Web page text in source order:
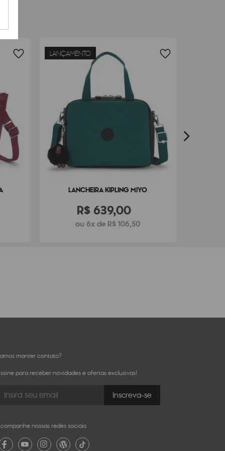
LANÇAMENTO
LANCHEIRA KIPLING MIYO
R$ 639,00
ou 6x de R$ 106,50
manter contato?
para receber novidades e ofertas exclusivas!
nossas redes sociais